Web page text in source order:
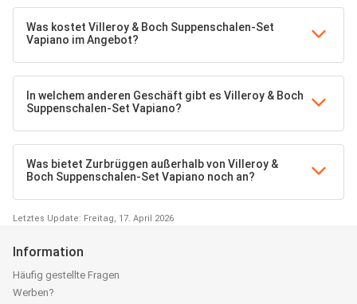
Was kostet Villeroy & Boch Suppenschalen-Set
Vapiano im Angebot?
In welchem anderen Geschäft gibt es Villeroy & Boch
Suppenschalen-Set Vapiano?
Was bietet Zurbrüggen außerhalb von Villeroy &
Boch Suppenschalen-Set Vapiano noch an?
Letztes Update: Freitag, 17. April 2026
Information
Häufig gestellte Fragen
Werben?